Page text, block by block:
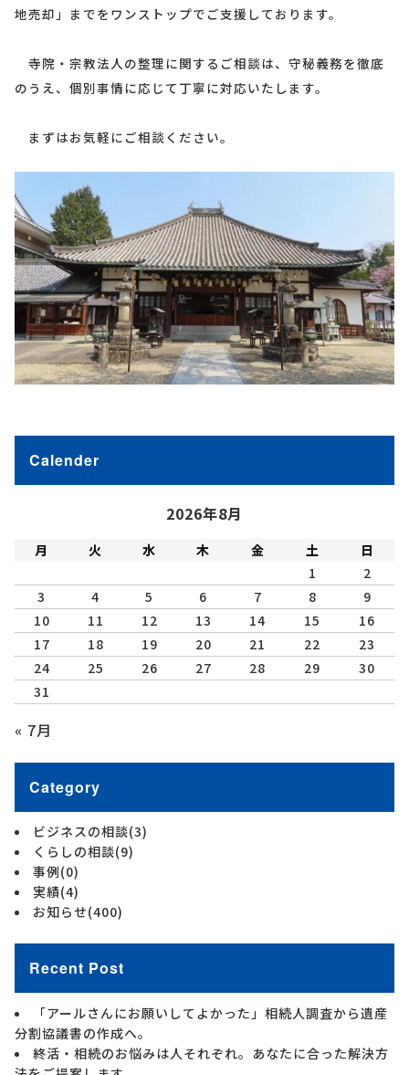
地売却」までをワンストップでご支援しております。
寺院・宗教法人の整理に関するご相談は、守秘義務を徹底
のうえ、個別事情に応じて丁寧に対応いたします。
まずはお気軽にご相談ください。
Calender
2026年8月
月 火 水 木 金 土
日
1
2
3
4 5 6 7 8
9
10
11 12 13 14 15
16
17
18 19 20 21 22
23
24
25 26 27 28 29
30
31
« 7月
Category
ビジネスの相談(3)
くらしの相談(9)
事例(0)
実績(4)
お知らせ(400)
Recent Post
「アールさんにお願いしてよかった」相続人調査から遺産
分割協議書の作成へ。
終活・相続のお悩みは人それぞれ。あなたに合った解決方